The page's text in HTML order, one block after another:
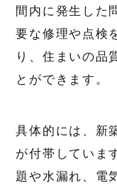
間内に発生した
要な修理や点検
り、住まいの品
とができます。
具体的には、新
が付帯していま
題や水漏れ、電